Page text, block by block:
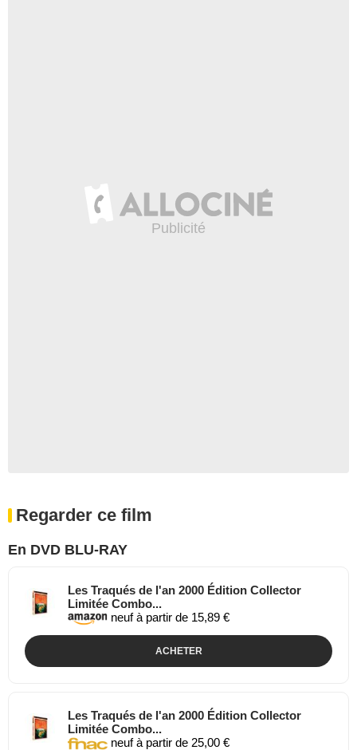
Regarder ce film
En DVD BLU-RAY
Les Traqués de l'an 2000 Édition Collector
Limitée Combo...
neuf à partir de 15,89 €
ACHETER
Les Traqués de l'an 2000 Édition Collector
Limitée Combo...
neuf à partir de 25,00 €